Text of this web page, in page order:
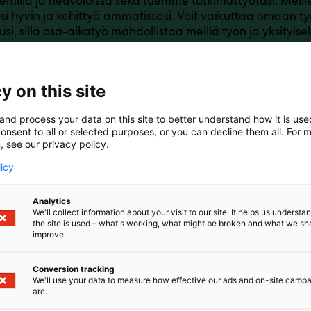
hyvin ja kehittyä ammatissasi. Voit vaikuttaa omaan
sillä osa-aikatyö mahdollistaa meillä työn ja
Meillä on jokaisessa yksikössä vahva
Tule tutustumaan osastoomme, jossa kerromme
omalääkärimallista sekä
osallistumaan lahjakorttimme arvontaan ja
on this site
process your data on this site to better understand how it is
to all or selected purposes, or you can decline them all. For
see our privacy policy.
Analytics
We'll collect information about your visit to our site. It helps us
the site is used – what's working, what might be broken and what we
improve.
Conversion tracking
We'll use your data to measure how effective our ads and on-site
are.